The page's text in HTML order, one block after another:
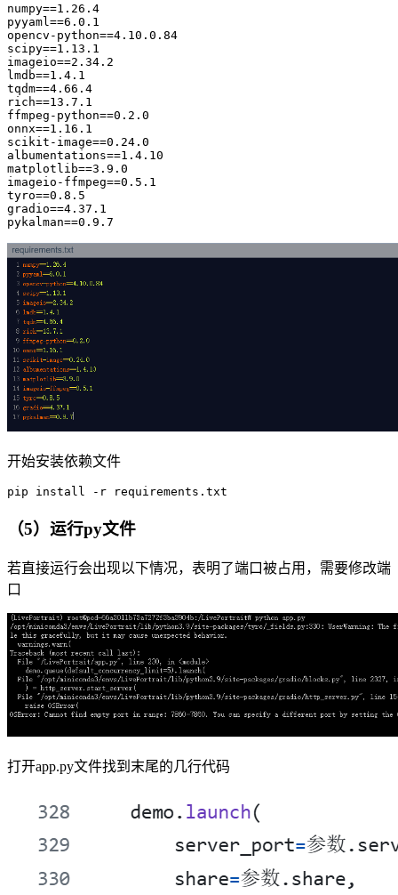
numpy==1 . 26 . 4
pyyaml ==6 . 0 . 1
opencv -python==4.10.0.84
scipy==1 . 13 . 1
imageio==2 . 34 . 2
lmdb==1 . 4 . 1
tqdm==4 . 66 . 4
rich==13 . 7 . 1
ffmpeg -python==0 . 2 . 0
onnx==1 . 16 . 1
scikit -image==0 . 24 . 0
albumentations==1 . 4 . 10
matplotlib==3 . 9 . 0
imageio -ffmpeg==0 . 5 . 1
tyro==0 . 8 . 5
gradio==4 . 37 . 1
pykalman==0 . 9 . 7
开始安装依赖文件
pip
（5）运行py文件
若直接运行会出现以下情况，表明了端口被占用，需要修改端
口
打开app.py文件找到末尾的几行代码